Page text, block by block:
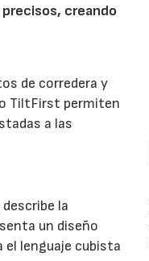
creando
de corredera y
TiltFirst permiten
a las
la
un diseño
lenguaje cubista